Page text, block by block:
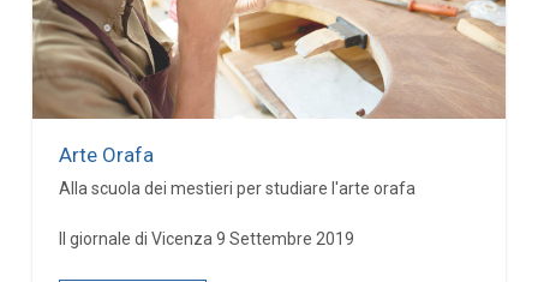
Arte Orafa
Alla scuola dei mestieri per studiare l'arte orafa
Il giornale di Vicenza 9 Settembre 2019